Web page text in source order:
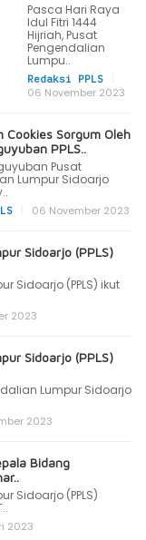
Pasca Hari Raya
Idul Fitri 1444
Hijriah, Pusat
Pengendalian
Lumpu..
Redaksi PPLS
06 November 2023
Cookies Sorgum Oleh
PPLS..
Pusat
Lumpur Sidoarjo
06 November 2023
Sidoarjo (PPLS)
Sidoarjo (PPLS) ikut
2023
Sidoarjo (PPLS)
Lumpur Sidoarjo
2023
Bidang
Sidoarjo (PPLS)
2023